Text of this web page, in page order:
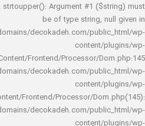
TypeError: strtoupper(): Argument #1
be of type string,
decoka/domains/decokadeh.com/
Frontend/Processor/
decoka/domains/decokadeh.com/
Frontend/Processor/
decoka/domains/decokadeh.com/